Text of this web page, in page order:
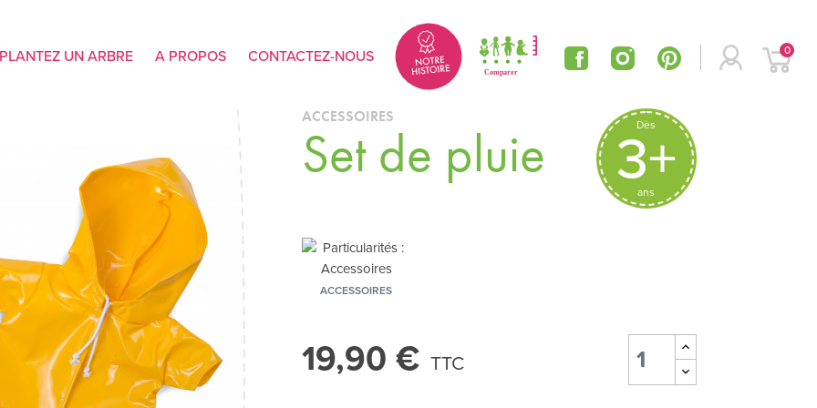
0
PLANTEZ UN ARBRE A PROPOS CONTACTEZ-NOUS
ACCESSOIRES
Set de pluie Dès
3+
ans
ACCESSOIRES
19,90 € TTC